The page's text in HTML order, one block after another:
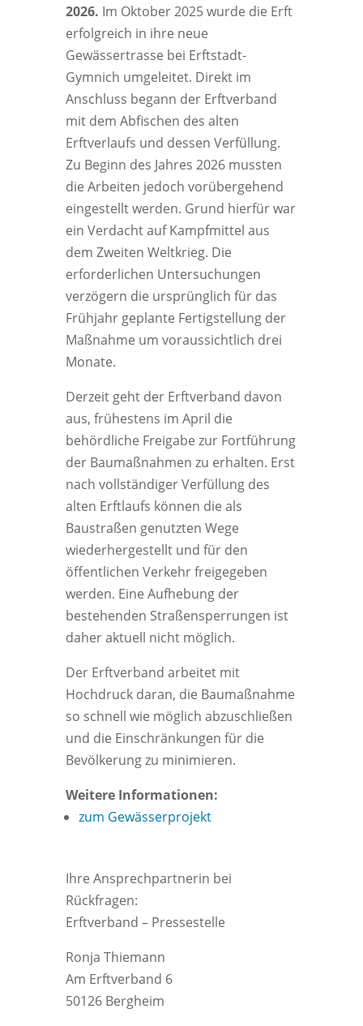
2026. Im Oktober 2025 wurde die Erft
erfolgreich in ihre neue
Gewässertrasse bei Erftstadt-
Gymnich umgeleitet. Direkt im
Anschluss begann der Erftverband
mit dem Abfischen des alten
Erftverlaufs und dessen Verfüllung.
Zu Beginn des Jahres 2026 mussten
die Arbeiten jedoch vorübergehend
eingestellt werden. Grund hierfür war
ein Verdacht auf Kampfmittel aus
dem Zweiten Weltkrieg. Die
erforderlichen Untersuchungen
verzögern die ursprünglich für das
Frühjahr geplante Fertigstellung der
Maßnahme um voraussichtlich drei
Monate.
Derzeit geht der Erftverband davon
aus, frühestens im April die
behördliche Freigabe zur Fortführung
der Baumaßnahmen zu erhalten. Erst
nach vollständiger Verfüllung des
alten Erftlaufs können die als
Baustraßen genutzten Wege
wiederhergestellt und für den
öffentlichen Verkehr freigegeben
werden. Eine Aufhebung der
bestehenden Straßensperrungen ist
daher aktuell nicht möglich.
Der Erftverband arbeitet mit
Hochdruck daran, die Baumaßnahme
so schnell wie möglich abzuschließen
und die Einschränkungen für die
Bevölkerung zu minimieren.
Weitere Informationen:
zum Gewässerprojekt
Ihre Ansprechpartnerin bei
Rückfragen:
Erftverband – Pressestelle
Ronja Thiemann
Am Erftverband 6
50126 Bergheim